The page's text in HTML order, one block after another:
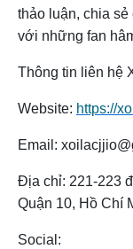
thảo luận, chia sẻ
với những fan
Thông tin liên hệ
Website: https://
Email:
Địa chỉ: 221-223
Quận 10, Hồ Chí
Social: